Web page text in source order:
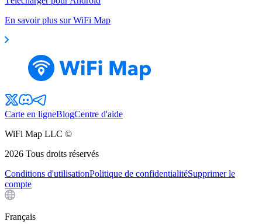
En savoir plus sur WiFi Map
Carte en ligneBlogCentre d'aide
WiFi Map LLC ©
2026 Tous droits réservés
Conditions d'utilisationPolitique de confidentialitéSupprimer le
compte
Français